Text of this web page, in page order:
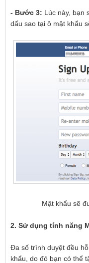
- Bước 3: Lúc này, bạn
dấu sao tại ô mật khẩu
Mật khẩu sẽ
2. Sử dụng tính năng
Đa số trình duyệt đều
khẩu, do đó bạn có thể